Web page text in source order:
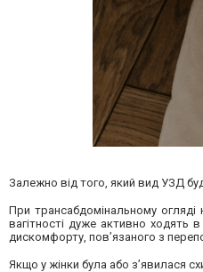
Залежно від того, який вид УЗД
При трансабдомінальному
вагітності дуже активно ходять
дискомфорту, пов’язаного з
Якщо у жінки була або з’явилася